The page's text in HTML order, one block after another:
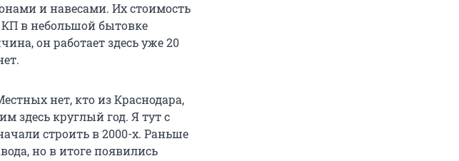
и навесами. Их стоимость
в небольшой бытовке
он работает здесь уже 20
нет, кто из Краснодара,
здесь круглый год. Я тут с
строить в 2000-х. Раньше
но в итоге появились